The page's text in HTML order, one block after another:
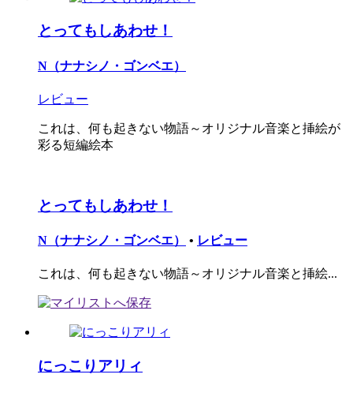
とってもしあわせ！
N（ナナシノ・ゴンベエ）
レビュー
これは、何も起きない物語～オリジナル音楽と挿絵が
彩る短編絵本
とってもしあわせ！
N（ナナシノ・ゴンベエ） • レビュー
これは、何も起きない物語～オリジナル音楽と挿絵...
にっこりアリィ